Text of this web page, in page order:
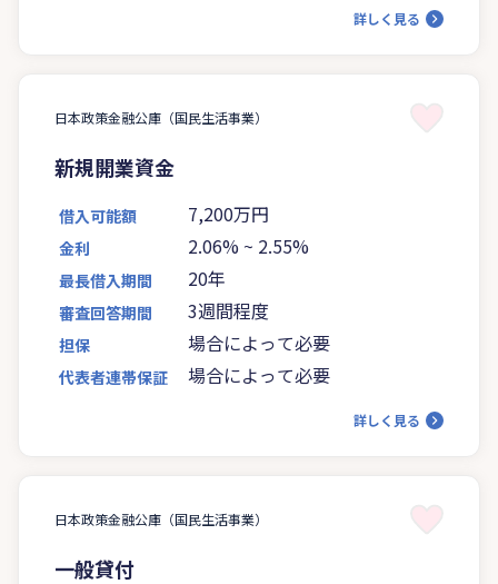
詳しく見る
日本政策金融公庫（国民生活事業）
新規開業資金
借入可能額 7,200万円
金利 2.06% ~ 2.55%
最長借入期間 20年
審査回答期間 3週間程度
担保 場合によって必要
代表者連帯保証 場合によって必要
詳しく見る
日本政策金融公庫（国民生活事業）
一般貸付